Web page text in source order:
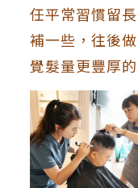
任平常習慣留
補一些，往後
覺髮量更豐厚的